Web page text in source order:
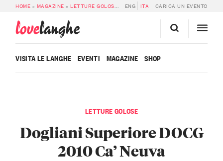
HOME » MAGAZINE »LETTURE GOLOSE » DOGLIANI SUPERIORE DOCG 2010
ENG ITA CARICA UN EVENTO
lovelanghe
VISITA LE LANGHE EVENTI MAGAZINE SHOP
LETTURE GOLOSE
Dogliani Superiore DOCG
2010 Ca’ Neuva